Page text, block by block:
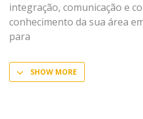
integração, comunicação e
conhecimento da sua área
para
SHOW MORE